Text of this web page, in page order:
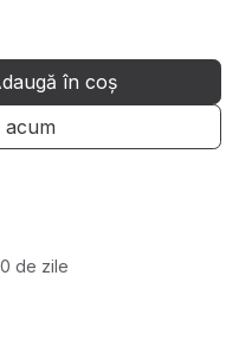
în coș
acum
de zile